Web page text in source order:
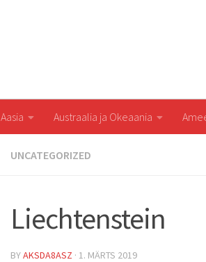
Aasia Austraalia ja Okeaania
UNCATEGORIZED
Liechtenstein
BYAKSDA8ASZ · 1. MÄRTS 2019